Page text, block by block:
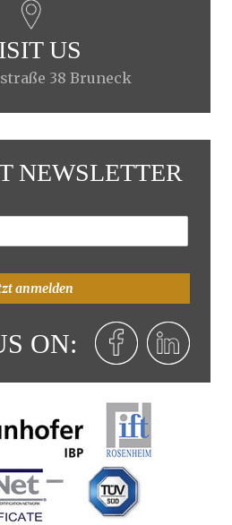
US
38 Bruneck
NEWSLETTER
anmelden
ON: